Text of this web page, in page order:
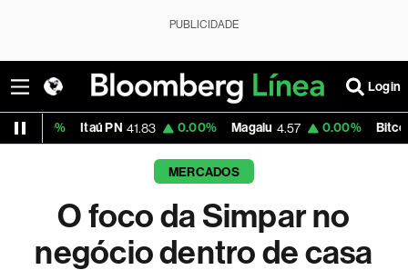
PUBLICIDADE
Login
41.83 0.00% Magalu 4.57 0.00% Bitcoin 65,183.54
MERCADOS
O foco da Simpar no
negócio dentro de casa